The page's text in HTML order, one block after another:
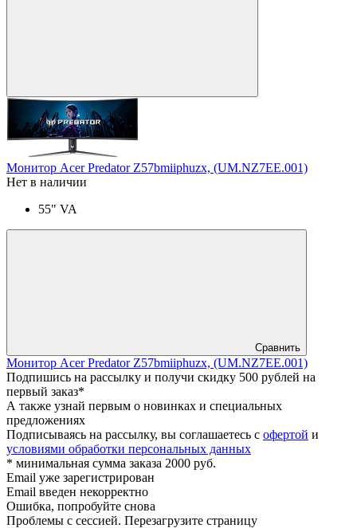
Монитор Acer Predator Z57bmiiphuzx, (UM.NZ7EE.001)
Нет в наличии
55" VA
Сравнить
Монитор Acer Predator Z57bmiiphuzx, (UM.NZ7EE.001)
Подпишись на рассылку и получи скидку 500 рублей на
первый заказ*
А также узнай первым о новинках и специальных
предложениях
Подписываясь на рассылку, вы соглашаетесь с офертой и
условиями обработки персональных данных
* минимальная сумма заказа 2000 руб.
Email уже зарегистрирован
Email введен некорректно
Ошибка, попробуйте снова
Проблемы с сессией. Перезагрузите страницу